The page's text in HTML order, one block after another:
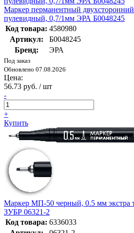
Маркер перманентный
пулевидный, 0,7/1мм ЭРА Б0048245
Код товара: 4580980
Артикул:
Б0048245
Бренд:
ЭРА
Под заказ
Обновлено 07.08.2026
Цена:
56.73 руб. / шт
-
+
Купить
Маркер МП-50 черный, 0.5 мм экстра
ЗУБР 06321-2
Код товара: 6336033